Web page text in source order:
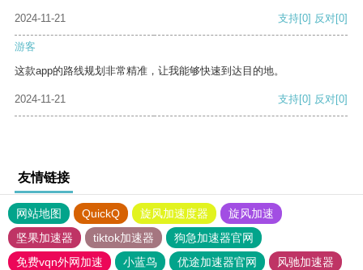
2024-11-21 支持[0] 反对[0]
游客
这款app的路线规划非常精准，让我能够快速到达目的地。
2024-11-21 支持[0] 反对[0]
友情链接
网站地图 QuickQ 旋风加速度器
旋风加速
坚果加速器
tiktok加速器
狗急加速器官网
免费vqn外网加速
小蓝鸟 优途加速器官网
风驰加速器